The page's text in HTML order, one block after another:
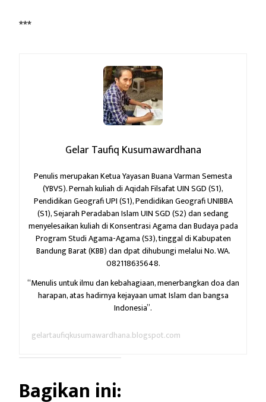
***
Gelar Taufiq Kusumawardhana
Penulis merupakan Ketua Yayasan Buana Varman Semesta
(YBVS). Pernah kuliah di Aqidah Filsafat UIN SGD (S1),
Pendidikan Geografi UPI (S1), Pendidikan Geografi UNIBBA
(S1), Sejarah Peradaban Islam UIN SGD (S2) dan sedang
menyelesaikan kuliah di Konsentrasi Agama dan Budaya pada
Program Studi Agama-Agama (S3), tinggal di Kabupaten
Bandung Barat (KBB) dan dpat dihubungi melalui No. WA.
082118635648.
“Menulis untuk ilmu dan kebahagiaan,menerbangkan doa dan
harapan,atas hadirnya kejayaan umat Islam dan bangsa
Indonesia”.
gelartaufiqkusumawardhana.blogspot.com
Bagikan ini: